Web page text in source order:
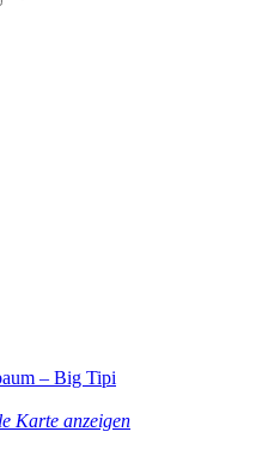
– Big Tipi
Karte anzeigen